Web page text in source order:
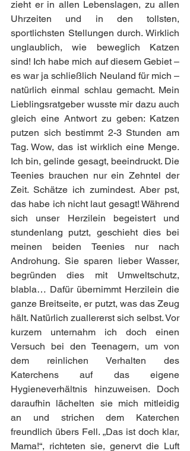
zieht er in allen Lebenslagen, zu allen
Uhrzeiten und in den tollsten,
sportlichsten Stellungen durch. Wirklich
unglaublich, wie beweglich Katzen
sind! Ich habe mich auf diesem Gebiet –
es war ja schließlich Neuland für mich –
natürlich einmal schlau gemacht. Mein
Lieblingsratgeber wusste mir dazu auch
gleich eine Antwort zu geben: Katzen
putzen sich bestimmt 2-3 Stunden am
Tag. Wow, das ist wirklich eine Menge.
Ich bin, gelinde gesagt, beeindruckt. Die
Teenies brauchen nur ein Zehntel der
Zeit. Schätze ich zumindest. Aber pst,
das habe ich nicht laut gesagt! Während
sich unser Herzilein begeistert und
stundenlang putzt, geschieht dies bei
meinen beiden Teenies nur nach
Androhung. Sie sparen lieber Wasser,
begründen dies mit Umweltschutz,
blabla… Dafür übernimmt Herzilein die
ganze Breitseite, er putzt, was das Zeug
hält. Natürlich zuallererst sich selbst. Vor
kurzem unternahm ich doch einen
Versuch bei den Teenagern, um von
dem reinlichen Verhalten des
Katerchens auf das eigene
Hygieneverhältnis hinzuweisen. Doch
daraufhin lächelten sie mich mitleidig
an und strichen dem Katerchen
freundlich übers Fell. „Das ist doch klar,
Mama!“, richteten sie, genervt die Luft